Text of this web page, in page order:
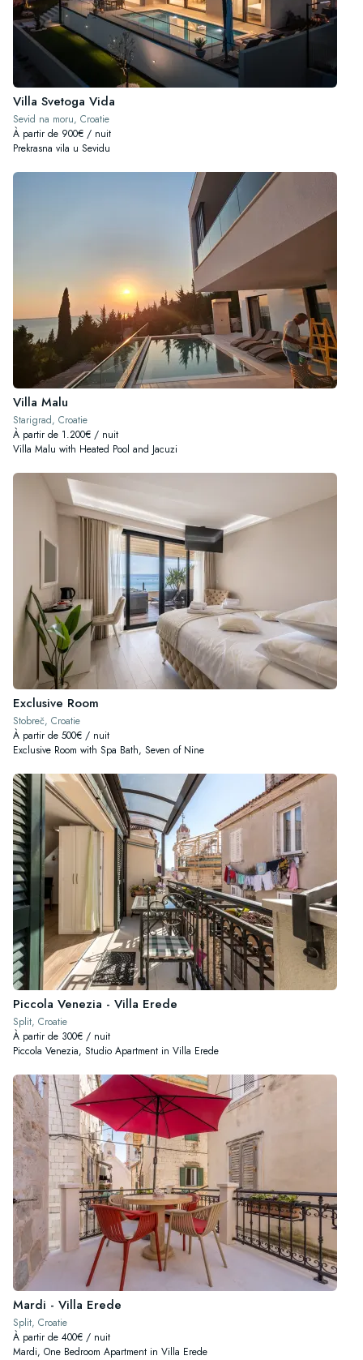
Villa Svetoga Vida
Sevid na moru, Croatie
À partir de 900€ / nuit
Prekrasna vila u Sevidu
Villa Malu
Starigrad, Croatie
À partir de 1.200€ / nuit
Villa Malu with Heated Pool and Jacuzi
Exclusive Room
Stobreč, Croatie
À partir de 500€ / nuit
Exclusive Room with Spa Bath, Seven of Nine
Piccola Venezia - Villa Erede
Split, Croatie
À partir de 300€ / nuit
Piccola Venezia, Studio Apartment in Villa Erede
Mardi - Villa Erede
Split, Croatie
À partir de 400€ / nuit
Mardi, One Bedroom Apartment in Villa Erede